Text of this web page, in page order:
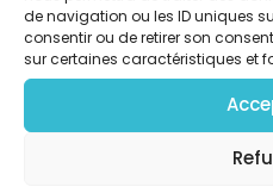
de navigation ou les ID uniques
consentir ou de retirer son
sur certaines caractéristiques et
les délaissés Je dirai ton
prophétise Je vois des
ceux qui croient Oui dans